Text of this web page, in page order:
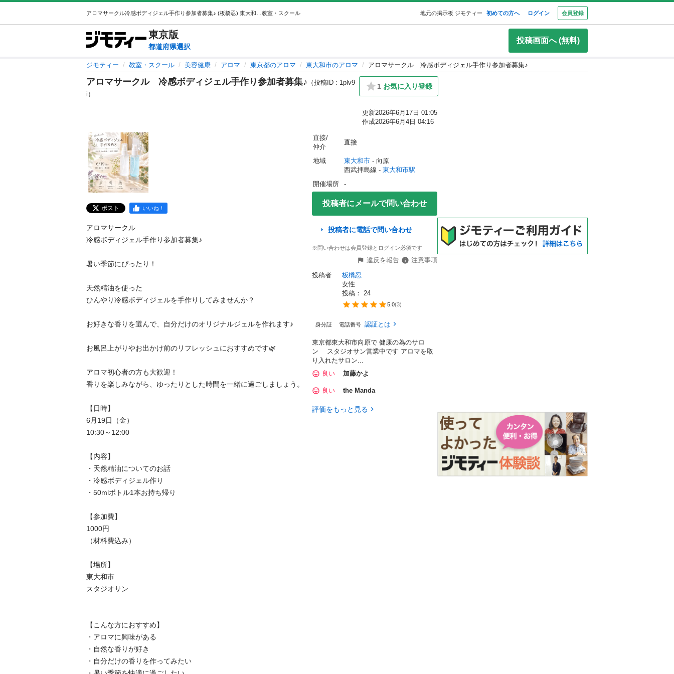
教室・スクール 地元の掲示板 ジモティー 初めての方へ ログイン 会員登録
東京版
都道府県選択
投稿画面へ (無料)
ジモティー 教室・スクール 美容健康 アロマ 東京都のアロマ 東大和市のアロマ アロマサークル 冷感ボディジェル手作り参加者募集♪
アロマサークル 冷感ボディジェル手作り参加者募集♪ （投稿ID : 1plv9
i）
1 お気に入り登録
更新2026年6月17日 01:05
作成2026年6月4日 04:16
ポスト いいね！
アロマサークル
冷感ボディジェル手作り参加者募集♪
暑い季節にぴったり！
天然精油を使った
ひんやり冷感ボディジェルを手作りしてみませんか？
お好きな香りを選んで、自分だけのオリジナルジェルを作れます♪
お風呂上がりやお出かけ前のリフレッシュにおすすめです🌿
アロマ初心者の方も大歓迎！
香りを楽しみながら、ゆったりとした時間を一緒に過ごしましょう。
【日時】
6月19日（金）
10:30～12:00
【内容】
・天然精油についてのお話
・冷感ボディジェル作り
・50mlボトル1本お持ち帰り
【参加費】
1000円
（材料費込み）
【場所】
東大和市
スタジオサン
【こんな方におすすめ】
・アロマに興味がある
・自然な香りが好き
・自分だけの香りを作ってみたい
直接/
仲介
直接
地域 東大和市 - 向原
西武拝島線 - 東大和市駅
開催場所
-
投稿者にメールで問い合わせ
投稿者に電話で問い合わせ
※問い合わせは会員登録とログイン必須です
違反を報告
注意事項
投稿者
板橋忍
女性
投稿： 24
5.0(3)
身分証 電話番号 認証とは
東京都東大和市向原で 健康の為のサロ
ン スタジオサン営業中です アロマを取
り入れたサロン...
良い
加藤かよ
良い the Manda
評価をもっと見る